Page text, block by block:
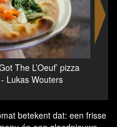
- Pizza the ‘Rock
@Bramski
betekent dat: een frisse